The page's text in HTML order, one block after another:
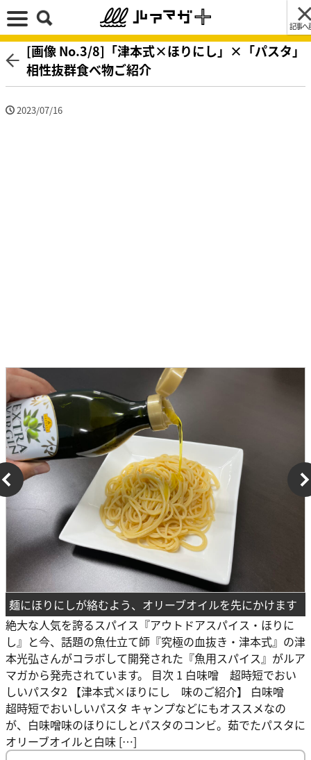
記事へ
[画像 No.3/8]「津本式×ほりにし」×「パスタ」
相性抜群食べ物ご紹介
2023/07/16
麺にほりにしが絡むよう、オリーブオイルを先にかけます
絶大な人気を誇るスパイス『アウトドアスパイス・ほりに
し』と今、話題の魚仕立て師『究極の血抜き・津本式』の津
本光弘さんがコラボして開発された『魚用スパイス』がルア
マガから発売されています。 目次 1 白味噌 超時短でおい
しいパスタ2 【津本式×ほりにし 味のご紹介】 白味噌
超時短でおいしいパスタ キャンプなどにもオススメなの
が、白味噌味のほりにしとパスタのコンビ。茹でたパスタに
オリーブオイルと白味 […]